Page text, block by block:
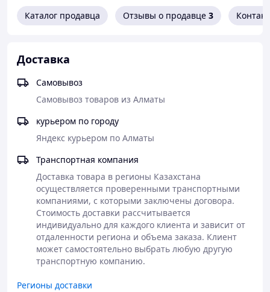
формы персонала и корпоративной одежды.
Каталог продавца Отзывы о продавце 3
Доставка
Самовывоз
Самовывоз товаров из Алматы
курьером по городу
Яндекс курьером по Алматы
Транспортная компания
Доставка товара в регионы Казахстана
осуществляется проверенными транспортными
компаниями, с которыми заключены договора.
Стоимость доставки рассчитывается
индивидуально для каждого клиента и зависит от
отдаленности региона и объема заказа. Клиент
может самостоятельно выбрать любую другую
транспортную компанию.
Регионы доставки